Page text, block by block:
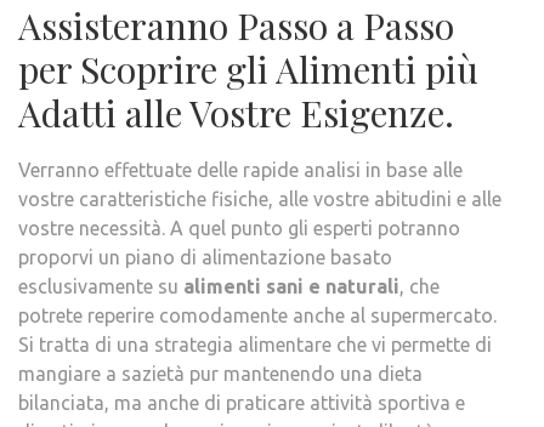
Assisteranno Passo a Passo
per Scoprire gli Alimenti più
Adatti alle Vostre Esigenze.
Verranno effettuate delle rapide analisi in base alle
vostre caratteristiche fisiche, alle vostre abitudini e alle
vostre necessità. A quel punto gli esperti potranno
proporvi un piano di alimentazione basato
esclusivamente su alimenti sani e naturali, che
potrete reperire comodamente anche al supermercato.
Si tratta di una strategia alimentare che vi permette di
mangiare a sazietà pur mantenendo una dieta
bilanciata, ma anche di praticare attività sportiva e